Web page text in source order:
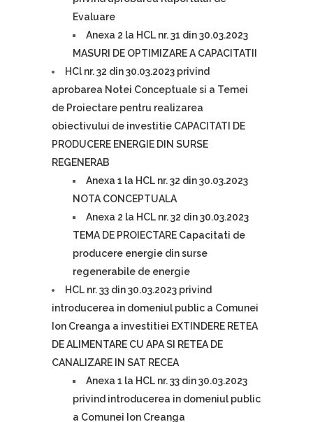
Evaluare
Anexa 2 la HCL nr. 31 din 30.03.2023
MASURI DE OPTIMIZARE A CAPACITATII
HCl nr. 32 din 30.03.2023 privind
aprobarea Notei Conceptuale si a Temei
de Proiectare pentru realizarea
obiectivului de investitie CAPACITATI DE
PRODUCERE ENERGIE DIN SURSE
REGENERAB
Anexa 1 la HCL nr. 32 din 30.03.2023
NOTA CONCEPTUALA
Anexa 2 la HCL nr. 32 din 30.03.2023
TEMA DE PROIECTARE Capacitati de
producere energie din surse
regenerabile de energie
HCL nr. 33 din 30.03.2023 privind
introducerea in domeniul public a Comunei
Ion Creanga a investitiei EXTINDERE RETEA
DE ALIMENTARE CU APA SI RETEA DE
CANALIZARE IN SAT RECEA
Anexa 1 la HCL nr. 33 din 30.03.2023
privind introducerea in domeniul public
a Comunei Ion Creanga